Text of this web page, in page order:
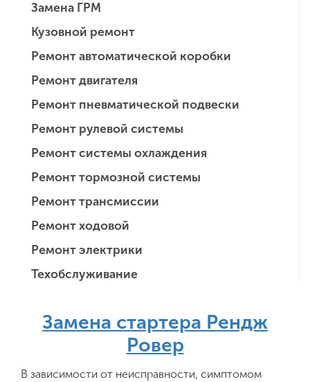
Замена ГРМ
Кузовной ремонт
Ремонт автоматической коробки
Ремонт двигателя
Ремонт пневматической подвески
Ремонт рулевой системы
Ремонт системы охлаждения
Ремонт тормозной системы
Ремонт трансмиссии
Ремонт ходовой
Ремонт электрики
Техобслуживание
Замена стартера Рендж
Ровер
В зависимости от неисправности, симптомом